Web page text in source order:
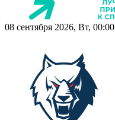
08 сентября 2026, Вт, 00:00